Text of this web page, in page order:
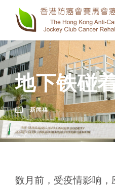
地下铁碰
新闻稿
数月前，受疫情影响